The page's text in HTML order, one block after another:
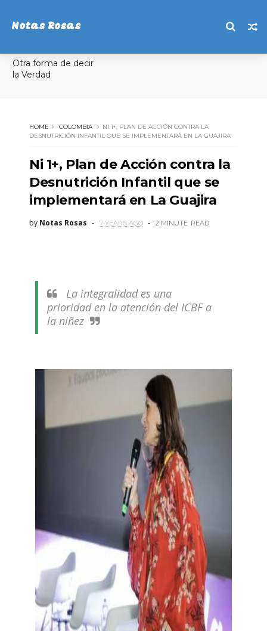
Notas Rosas
Otra forma de decir
la Verdad
HOME COLOMBIA
NI 1+, PLAN DE ACCIÓN CONTRA LA
DESNUTRICIÓN INFANTIL QUE SE IMPLEMENTARÁ EN LA GUAJIRA
Ni 1+, Plan de Acción contra la
Desnutrición Infantil que se
implementará en La Guajira
by Notas Rosas 7 YEARS AGO 2 MINUTE READ
La integralidad es una
prioridad en la atención del ICBF a
la niñez